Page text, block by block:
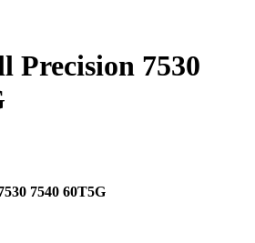
Precision 7530
7540 60T5G